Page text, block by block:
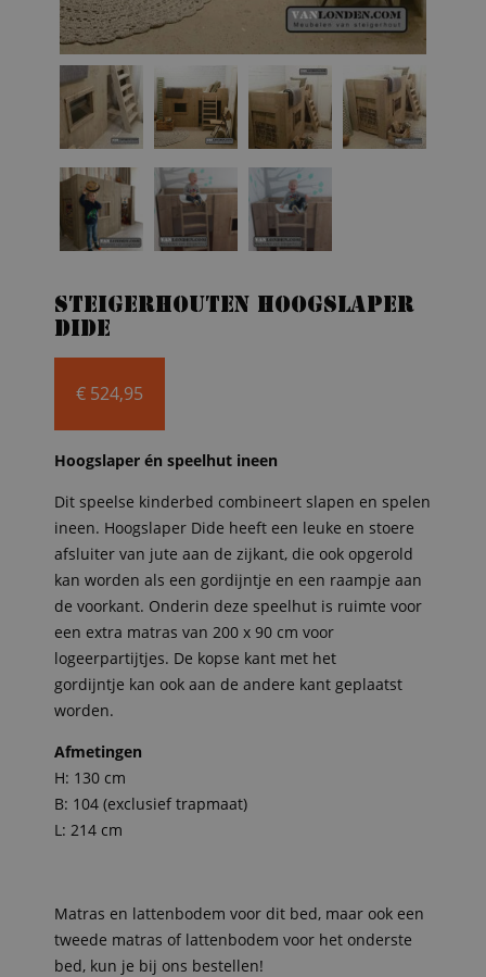
Steigerhouten hoogslaper
Dide
€ 524,95
Hoogslaper én speelhut ineen
Dit speelse kinderbed combineert slapen en spelen
ineen. Hoogslaper Dide heeft een leuke en stoere
afsluiter van jute aan de zijkant, die ook opgerold
kan worden als een gordijntje en een raampje aan
de voorkant. Onderin deze speelhut is ruimte voor
een extra matras van 200 x 90 cm voor
logeerpartijtjes. De kopse kant met het
gordijntje kan ook aan de andere kant geplaatst
worden.
Afmetingen
H: 130 cm
B: 104 (exclusief trapmaat)
L: 214 cm
Matras en lattenbodem voor dit bed, maar ook een
tweede matras of lattenbodem voor het onderste
bed, kun je bij ons bestellen!